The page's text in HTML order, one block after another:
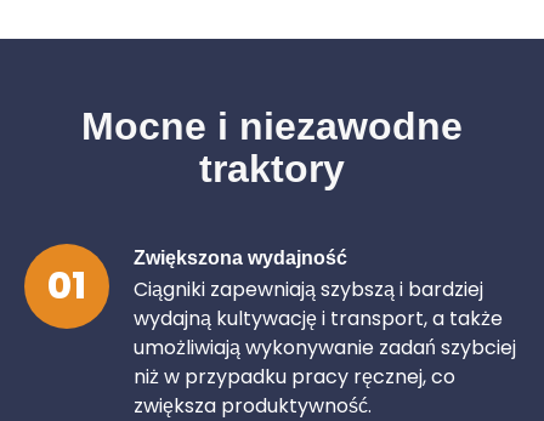
Mocne i niezawodne
traktory
Zwiększona wydajność
Ciągniki zapewniają szybszą i bardziej
wydajną kultywację i transport, a także
umożliwiają wykonywanie zadań szybciej
niż w przypadku pracy ręcznej, co
zwiększa produktywność.
01